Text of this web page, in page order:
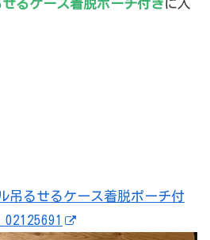
るケース着脱ポーチ付きに入
吊るせるケース着脱ポーチ付